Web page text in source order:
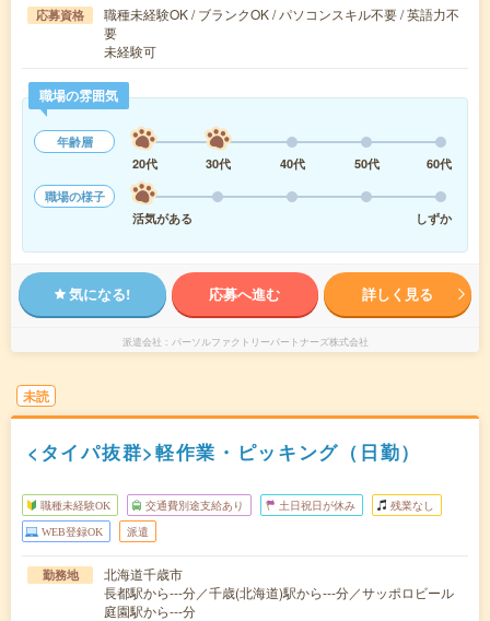
応募資格
職種未経験OK / ブランクOK / パソコンスキル不要 / 英語力不
要
未経験可
職場の雰囲気
年齢層
20代
30代 40代 50代
60代
職場の様子
活気がある
しずか
気になる! 応募へ進む 詳しく見る
派遣会社 パーソルファクトリーパートナーズ株式会社
未読
<タイパ抜群>軽作業・ピッキング（日勤）
職種未経験OK 交通費別途支給あり 土日祝日が休み 残業なし
WEB登録OK 派遣
勤務地
北海道千歳市
長都駅から---分／千歳(北海道)駅から---分／サッポロビール
庭園駅から---分